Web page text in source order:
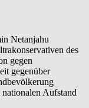
Netanjahu
des
gegen
gegenüber
Aufstand